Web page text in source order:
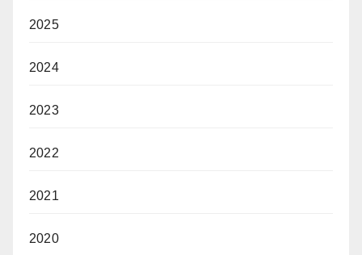
2025
2024
2023
2022
2021
2020